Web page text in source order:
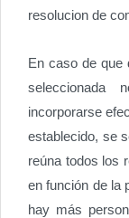
resolucion de
En caso de que
seleccionada
incorporarse
establecido, se
reúna todos los
en función de la
hay más